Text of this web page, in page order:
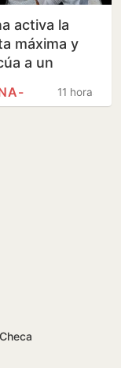
activa la
máxima y
a un
ante la
11 horas